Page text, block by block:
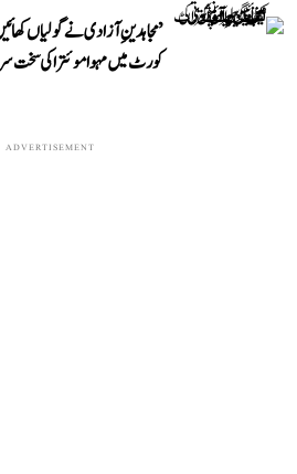
’مجاہدینِ آزادی نے گولیاں
کورٹ میں مہوا موئترا کی
ADVERTISEMENT